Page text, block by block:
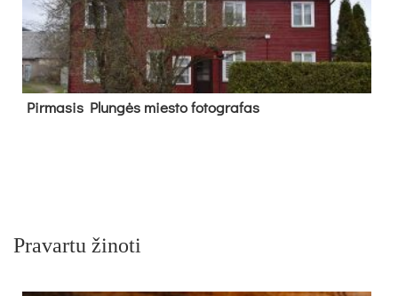
Pir­ma­sis Plun­gės mies­to fo­tog­ra­fas
Pravartu žinoti